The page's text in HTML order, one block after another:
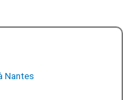
Nantes